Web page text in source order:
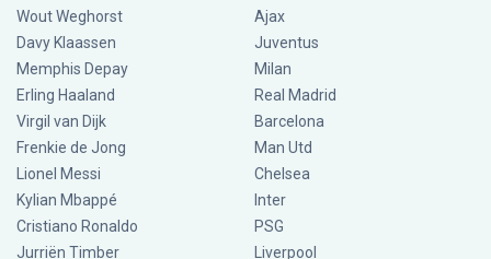
Wout Weghorst
Davy Klaassen
Memphis Depay
Erling Haaland
Virgil van Dijk
Frenkie de Jong
Lionel Messi
Kylian Mbappé
Cristiano Ronaldo
Jurriën Timber
Ajax
Juventus
Milan
Real Madrid
Barcelona
Man Utd
Chelsea
Inter
PSG
Liverpool